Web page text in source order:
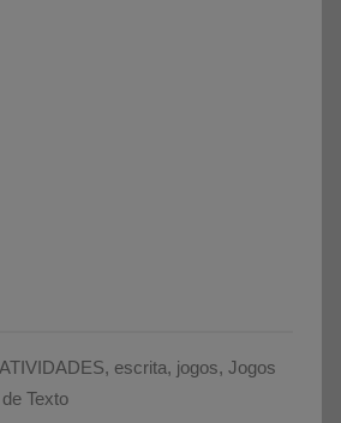
ATIVIDADES, escrita, jogos, Jogos
Texto